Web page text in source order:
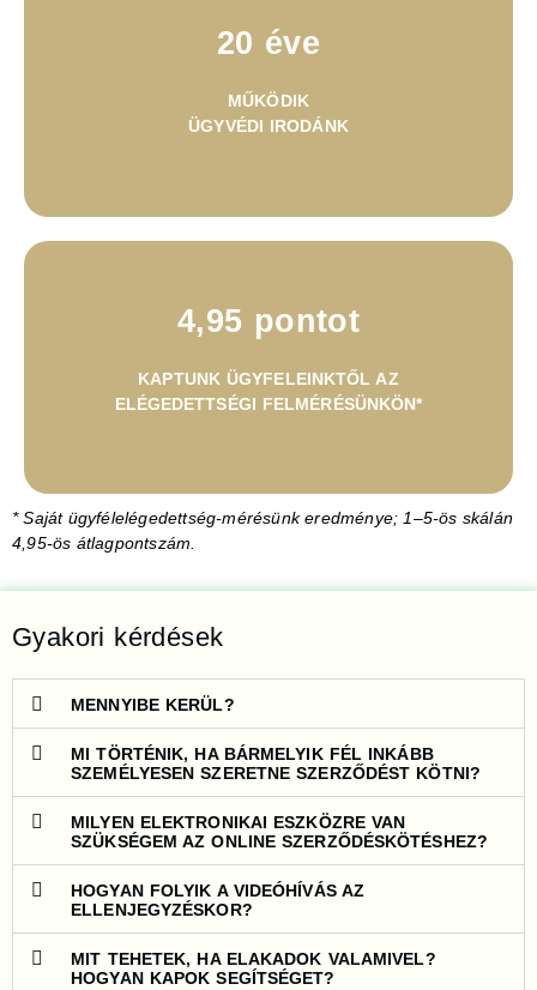
20 éve
MŰKÖDIK
ÜGYVÉDI IRODÁNK
4,95 pontot
KAPTUNK ÜGYFELEINKTŐL AZ
ELÉGEDETTSÉGI FELMÉRÉSÜNKÖN*
* Saját ügyfélelégedettség-mérésünk eredménye; 1–5-ös skálán
4,95-ös átlagpontszám.
Gyakori kérdések
MENNYIBE KERÜL?
MI TÖRTÉNIK, HA BÁRMELYIK FÉL INKÁBB
SZEMÉLYESEN SZERETNE SZERZŐDÉST KÖTNI?
MILYEN ELEKTRONIKAI ESZKÖZRE VAN
SZÜKSÉGEM AZ ONLINE SZERZŐDÉSKÖTÉSHEZ?
HOGYAN FOLYIK A VIDEÓHÍVÁS AZ
ELLENJEGYZÉSKOR?
MIT TEHETEK, HA ELAKADOK VALAMIVEL?
HOGYAN KAPOK SEGÍTSÉGET?